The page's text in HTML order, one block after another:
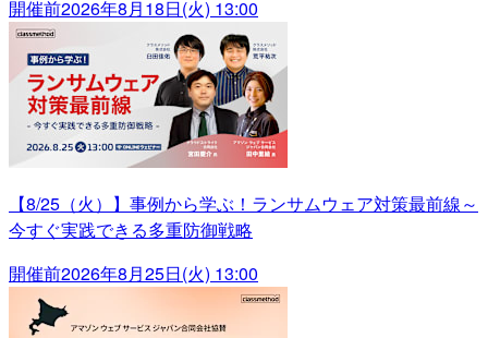
開催前2026年8月18日(火) 13:00
【8/25（火）】事例から学ぶ！ランサムウェア対策最前線～
今すぐ実践できる多重防御戦略
開催前2026年8月25日(火) 13:00